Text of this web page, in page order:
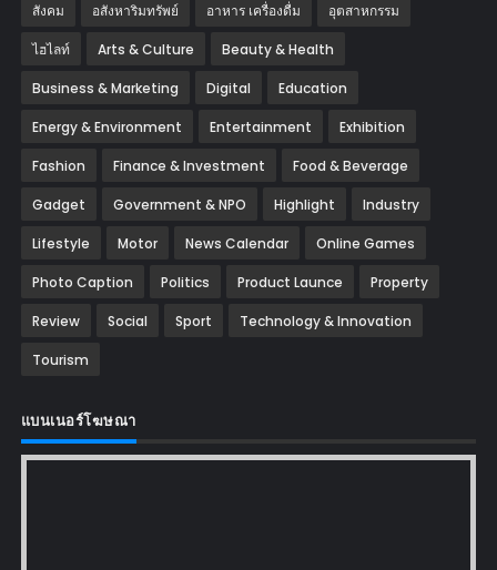
สังคม อสังหาริมทรัพย์ อาหาร เครื่องดื่ม อุตสาหกรรม
ไฮไลท์ Arts & Culture Beauty & Health
Business & Marketing Digital Education
Energy & Environment Entertainment Exhibition
Fashion Finance & Investment Food & Beverage
Gadget Government & NPO Highlight Industry
Lifestyle Motor News Calendar Online Games
Photo Caption Politics Product Launce Property
Review Social Sport Technology & Innovation
Tourism
แบนเนอร์โฆษณา